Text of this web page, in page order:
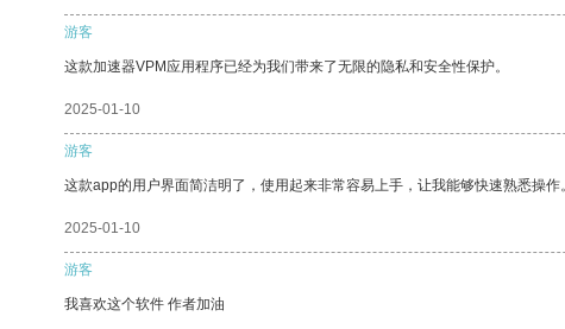
游客
这款加速器VPM应用程序已经为我们带来了无限的隐私和安全性保护。
2025-01-10
游客
这款app的用户界面简洁明了，使用起来非常容易上手，让我能够快速熟悉操作。
2025-01-10
游客
我喜欢这个软件 作者加油